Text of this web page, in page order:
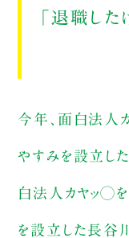
「退職した
今年、面白法人
やすみを設立し
白法人カヤッ◯
を設立した長谷